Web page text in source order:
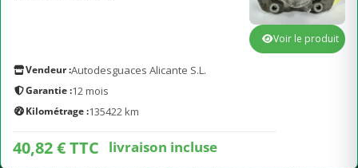
Vendeur :Autodesguaces Alicante S.L.
Garantie :12 mois
Kilométrage :135422 km
40,82 € TTC livraison incluse
Voir le produit